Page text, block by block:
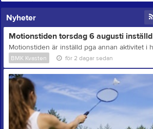
Nyheter
Motionstiden torsdag 6 augusti inställd
BMK Kvasten för 2 dagar sedan